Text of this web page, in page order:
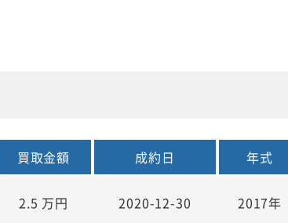
買取金額 成約日 年式
2.5 万円 2020-12-30 2017年